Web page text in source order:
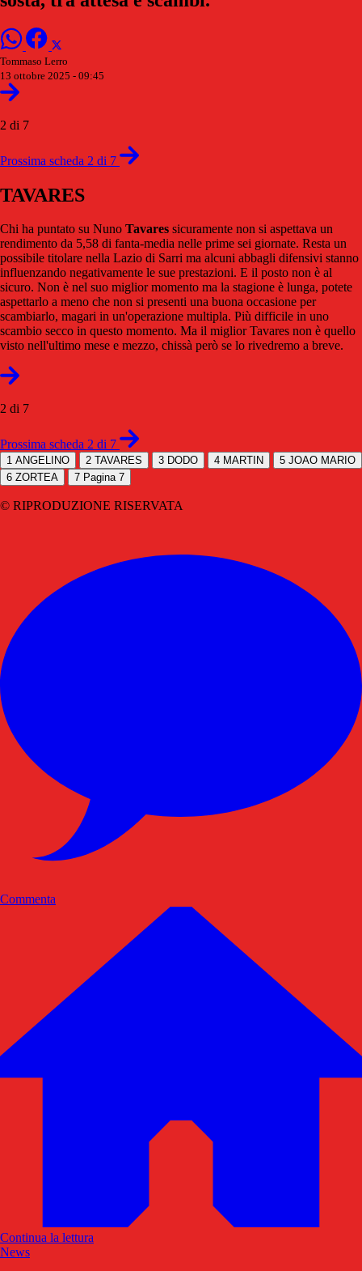
Tommaso Lerro
13 ottobre 2025 - 09:45
2 di 7
Prossima scheda 2 di 7
TAVARES
Chi ha puntato su Nuno Tavares sicuramente non si aspettava un
rendimento da 5,58 di fanta-media nelle prime sei giornate. Resta un
possibile titolare nella Lazio di Sarri ma alcuni abbagli difensivi stanno
influenzando negativamente le sue prestazioni. E il posto non è al
sicuro. Non è nel suo miglior momento ma la stagione è lunga, potete
aspettarlo a meno che non si presenti una buona occasione per
scambiarlo, magari in un'operazione multipla. Più difficile in uno
scambio secco in questo momento. Ma il miglior Tavares non è quello
visto nell'ultimo mese e mezzo, chissà però se lo rivedremo a breve.
2 di 7
Prossima scheda 2 di 7
1 ANGELINO 2 TAVARES 3 DODO 4 MARTIN 5 JOAO MARIO
6 ZORTEA 7 Pagina 7
© RIPRODUZIONE RISERVATA
Commenta
Continua la lettura
News